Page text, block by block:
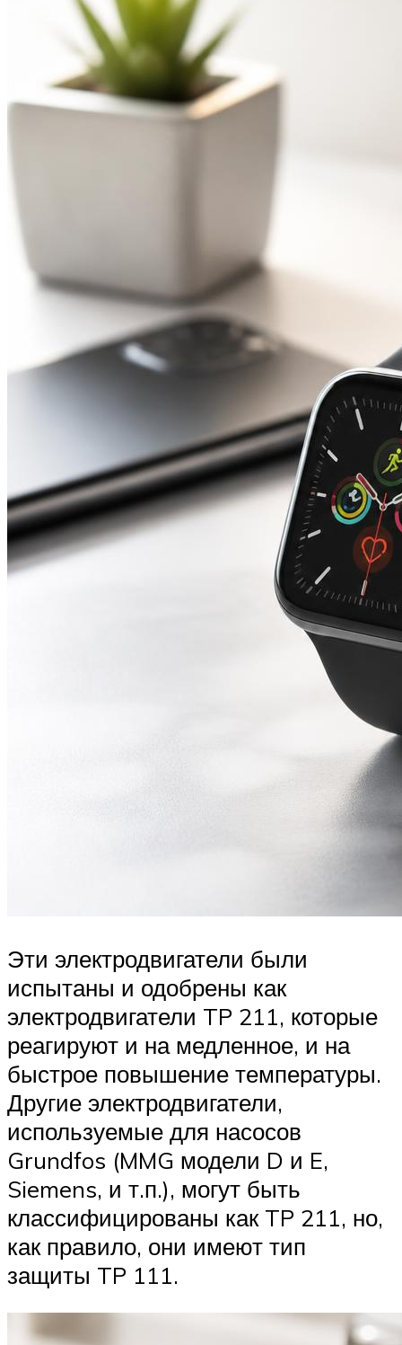
Эти электродвигатели были
испытаны и одобрены как
электродвигатели TP 211, которые
реагируют и на медленное, и на
быстрое повышение температуры.
Другие электродвигатели,
используемые для насосов
Grundfos (MMG модели D и E,
Siemens, и т.п.), могут быть
классифицированы как TP 211, но,
как правило, они имеют тип
защиты TP 111.